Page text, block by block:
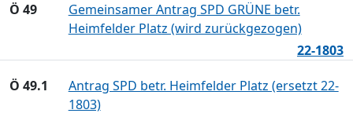
Ö 49
Gemeinsamer Antrag SPD GRÜNE betr.
Heimfelder Platz (wird zurückgezogen)
22-1803
Ö 49.1
Antrag SPD betr. Heimfelder Platz (ersetzt 22-
1803)